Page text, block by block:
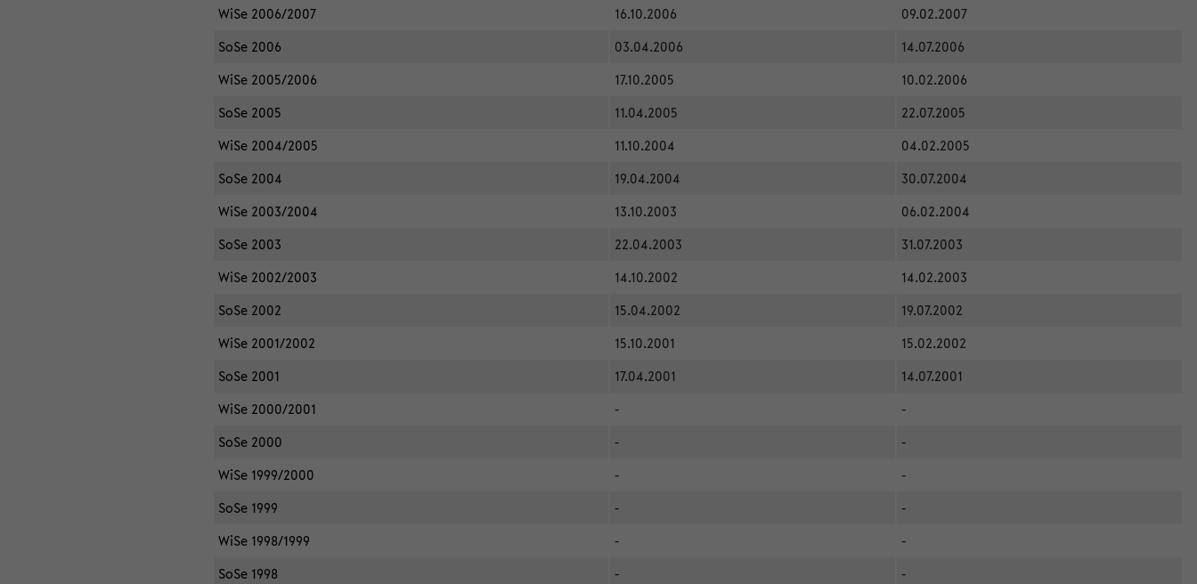
WiSe 2006/2007
16.10.2006
09.02.2007
SoSe 2006
03.04.2006
14.07.2006
WiSe 2005/2006
17.10.2005
10.02.2006
SoSe 2005
11.04.2005
22.07.2005
WiSe 2004/2005
11.10.2004
04.02.2005
SoSe 2004
19.04.2004
30.07.2004
WiSe 2003/2004
13.10.2003
06.02.2004
SoSe 2003
22.04.2003
31.07.2003
WiSe 2002/2003
14.10.2002
14.02.2003
SoSe 2002
15.04.2002
19.07.2002
WiSe 2001/2002
15.10.2001
15.02.2002
SoSe 2001
17.04.2001
14.07.2001
WiSe 2000/2001
-
-
SoSe 2000
-
-
WiSe 1999/2000
-
-
SoSe 1999
-
-
WiSe 1998/1999
-
-
SoSe 1998
-
-